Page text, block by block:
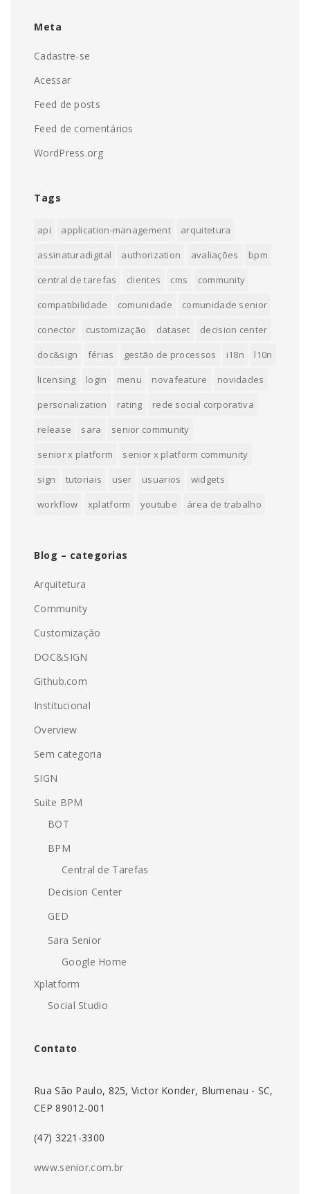
Meta
Cadastre-se
Acessar
Feed de posts
Feed de comentários
WordPress.org
Tags
api application-management
arquitetura
assinaturadigital
authorization avaliações
bpm
central de tarefas
clientes cms
community
compatibilidade
comunidade
comunidade senior
conector
customização dataset
decision center
doc&sign
férias gestão de processos i18n
l10n
licensing
login menu novafeature
novidades
personalization
rating
rede social corporativa
release
sara
senior community
senior x platform
senior x platform community
sign
tutoriais user usuarios
widgets
workflow
xplatform youtube área de trabalho
Blog – categorias
Arquitetura
Community
Customização
DOC&SIGN
Github.com
Institucional
Overview
Sem categoria
SIGN
Suite BPM
BOT
BPM
Central de Tarefas
Decision Center
GED
Sara Senior
Google Home
Xplatform
Social Studio
Contato
Rua São Paulo, 825, Victor Konder, Blumenau - SC,
CEP 89012-001
(47) 3221-3300
www.senior.com.br